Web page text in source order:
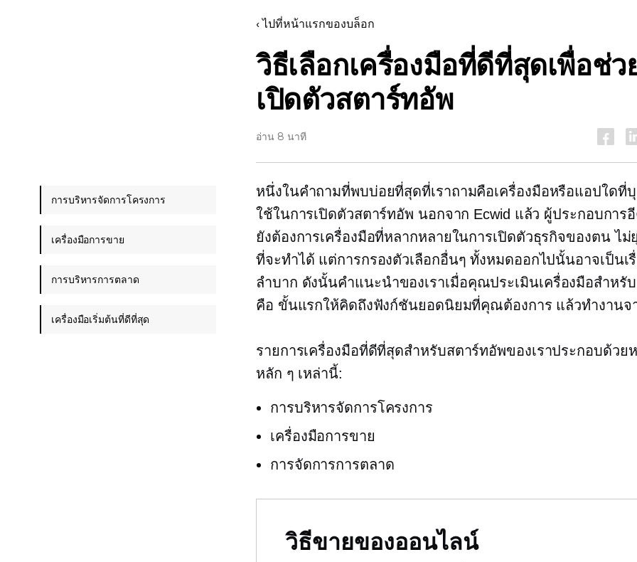
‹ ไปที่หน้าแรกของบล็อก
วิธีเลือกเครื่องมือที่ดีที่สุดเพื่อช่
เปิดตัวสตาร์ทอัพ
อ่าน 8 นาที
หนึ่งในคำถามที่พบบ่อยที่สุดที่เราถามคือเครื่องมือหรือแอปใดที่
ใช้ในการเปิดตัวสตาร์ทอัพ นอกจาก Ecwid แล้ว ผู้ประกอบการ
ยังต้องการเครื่องมือที่หลากหลายในการเปิดตัวธุรกิจของตนไม่
ที่จะทำได้ แต่การกรองตัวเลือกอื่นๆ ทั้งหมดออกไปนั้นอาจเป็นเ
ลำบาก ดังนั้นคำแนะนำของเราเมื่อคุณประเมินเครื่องมือสำหรั
คือ ขั้นแรกให้คิดถึงฟังก์ชันยอดนิยมที่คุณต้องการ แล้วทำงานจ
รายการเครื่องมือที่ดีที่สุดสำหรับสตาร์ทอัพของเราประกอบด้วย
หลัก ๆ เหล่านี้:
การบริหารจัดการโครงการ
เครื่องมือการขาย
การจัดการการตลาด
วิธีขายของออนไลน์
การบริหารจัดการโครงการ
เครื่องมือการขาย
การบริหารการตลาด
เครื่องมือเริ่มต้นที่ดีที่สุด